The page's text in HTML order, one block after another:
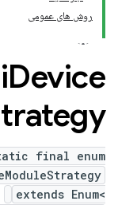
روش های عمومی
Device
final enum
extends Enum<